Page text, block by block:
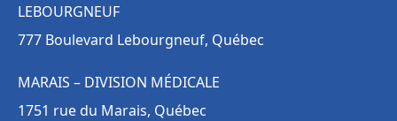
LEBOURGNEUF
777 Boulevard Lebourgneuf, Québec
MARAIS – DIVISION MÉDICALE
1751 rue du Marais, Québec